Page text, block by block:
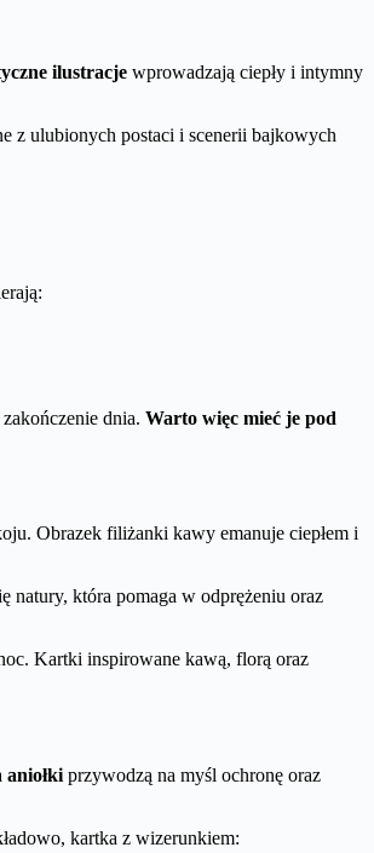
ilustracje wprowadzają ciepły i intymny
z ulubionych postaci i scenerii bajkowych
dnia. Warto więc mieć je pod
Obrazek filiżanki kawy emanuje ciepłem i
natury, która pomaga w odprężeniu oraz
Kartki inspirowane kawą, florą oraz
aniołki przywodzą na myśl ochronę oraz
kartka z wizerunkiem: